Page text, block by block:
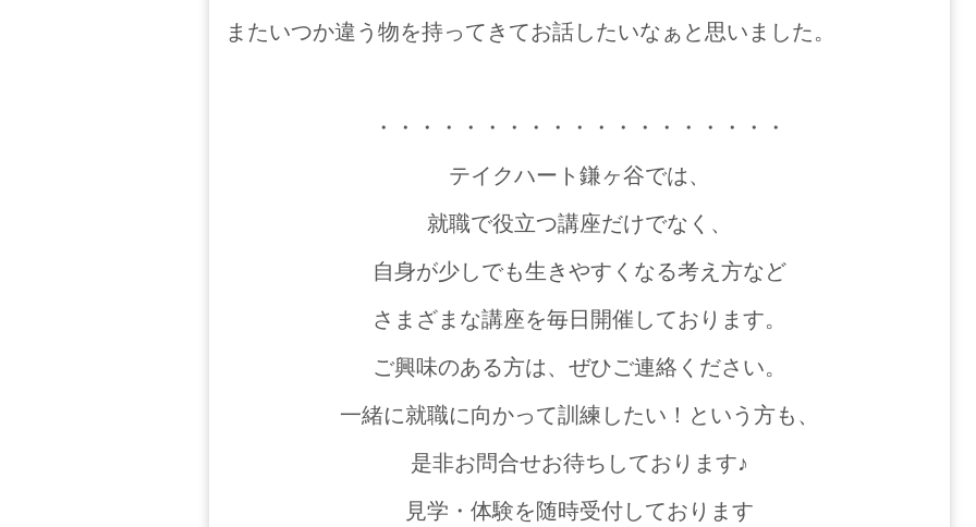
またいつか違う物を持ってきてお話したいなぁと思いました。
・・・・・・・・・・・・・・・・・・・
テイクハート鎌ヶ谷では、
就職で役立つ講座だけでなく、
自身が少しでも生きやすくなる考え方など
さまざまな講座を毎日開催しております。
ご興味のある方は、ぜひご連絡ください。
一緒に就職に向かって訓練したい！という方も、
是非お問合せお待ちしております♪
見学・体験を随時受付しております